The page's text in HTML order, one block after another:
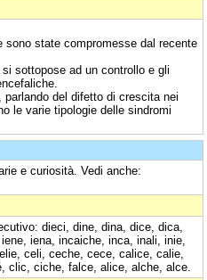
sono state compromesse dal recente
sottopose ad un controllo e gli
del difetto di crescita nei
le varie tipologie delle sindromi
e curiosità. Vedi anche:
dieci, dine, dina, dice, dica,
iena, incaiche, inca, inali, inie,
celi, ceche, cece, calice, calie,
clic, ciche, falce, alice, alche, alce.